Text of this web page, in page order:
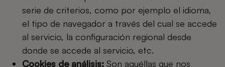
serie de criterios, como por ejemplo el idioma,
el tipo de navegador a través del cual se accede
al servicio, la configuración regional desde
donde se accede al servicio, etc.
Cookies de análisis: Son aquéllas que nos